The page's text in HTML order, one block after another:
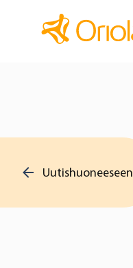
Uutishuoneeseen